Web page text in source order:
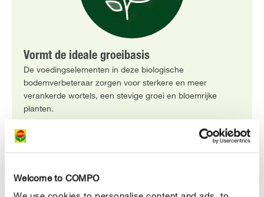
Welcome to COMPO
Vormt de ideale groeibasis
De voedingselementen in deze biologische
bodemverbeteraar zorgen voor sterkere en meer
verankerde wortels, een stevige groei en bloemrijke
planten.